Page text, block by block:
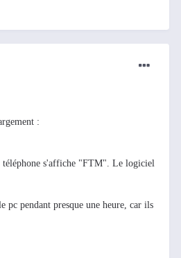
:
téléphone s'affiche "FTM". Le logiciel
pendant presque une heure, car ils